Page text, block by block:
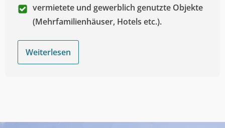
vermietete und gewerblich genutzte Objekte
(Mehrfamilienhäuser, Hotels etc.).
Weiterlesen